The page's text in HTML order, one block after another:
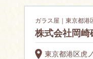
ガラス屋｜東京都港
株式会社岡崎
東京都港区虎